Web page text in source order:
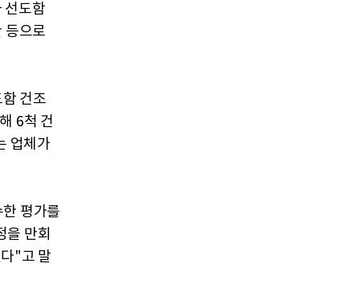
선도함
등으로
건조
6척 건
업체가
평가를
을 만회
"고 말